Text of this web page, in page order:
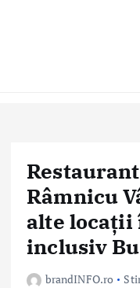
Râmnicu
alte locații
inclusiv
brandINFO.ro